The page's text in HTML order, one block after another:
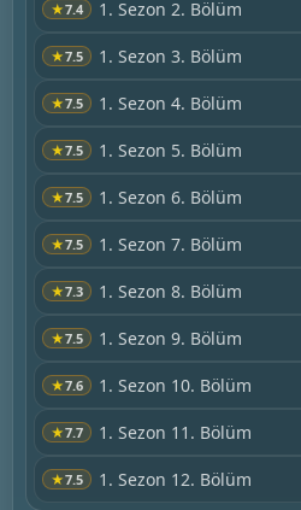
★7.4 1. Sezon 2. Bölüm
★7.5 1. Sezon 3. Bölüm
★7.5 1. Sezon 4. Bölüm
★7.5 1. Sezon 5. Bölüm
★7.5 1. Sezon 6. Bölüm
★7.5 1. Sezon 7. Bölüm
★7.3 1. Sezon 8. Bölüm
★7.5 1. Sezon 9. Bölüm
★7.6 1. Sezon 10. Bölüm
★7.7 1. Sezon 11. Bölüm
★7.5 1. Sezon 12. Bölüm